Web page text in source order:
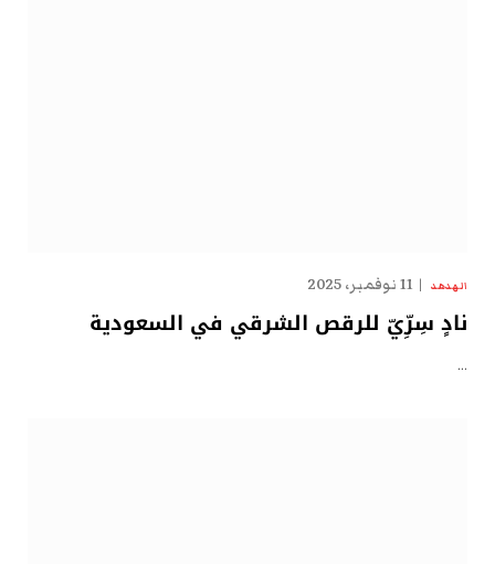
الهدهد 11 نوفمبر، 2025
نادٍ سِرِّيّ للرقص الشرقي في السعودية
…